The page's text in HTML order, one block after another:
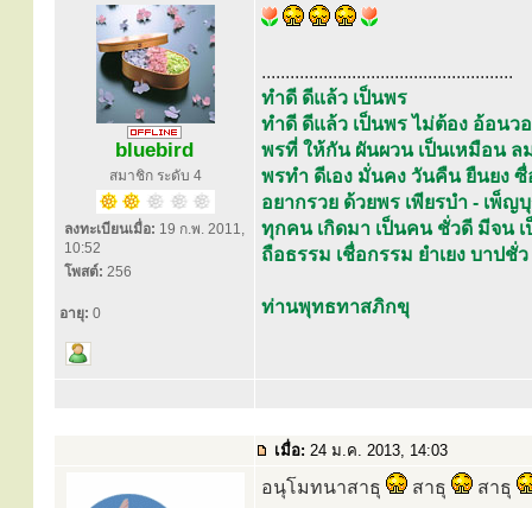
bluebird
สมาชิก ระดับ 4
ลงทะเบียนเมื่อ: 19 ก.พ. 2011,
10:52
โพสต์: 256
อายุ: 0
.....................................................
ทำดี ดีแล้ว เป็นพร
ทำดี ดีแล้ว เป็นพร ไม่ต้อง อ้อนว
พรที่ ให้กัน ผันผวน เป็นเหมือน
พรทำ ดีเอง มั่นคง วันคืน ยืนยง ซื่
อยากรวย ด้วยพร เพียรบำ - เพ็
ทุกคน เกิดมา เป็นคน ชั่วดี มีจน เ
ถือธรรม เชื่อกรรม ยำเยง บาปชั่
ท่านพุทธทาสภิกขุ
เมื่อ: 24 ม.ค. 2013, 14:03
อนุโมทนาสาธุ สาธุ
สาธุ